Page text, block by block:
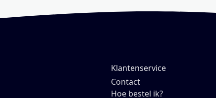
Klantenservice
Contact
Hoe bestel ik?